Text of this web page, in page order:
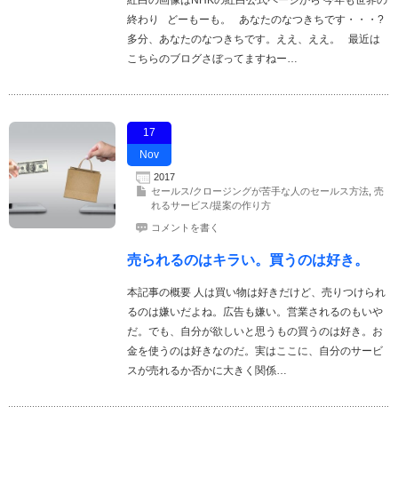
終わり どーもーも。 あなたのなつきちです・・・?
多分、あなたのなつきちです。ええ、ええ。 最近は
こちらのブログさぼってますねー…
17
Nov
2017
セールス/クロージングが苦手な人のセールス方法, 売
れるサービス/提案の作り方
コメントを書く
売られるのはキラい。買うのは好き。
本記事の概要 人は買い物は好きだけど、売りつけられ
るのは嫌いだよね。広告も嫌い。営業されるのもいや
だ。でも、自分が欲しいと思うもの買うのは好き。お
金を使うのは好きなのだ。実はここに、自分のサービ
スが売れるか否かに大きく関係…